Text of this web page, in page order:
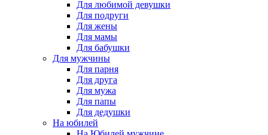
Для любимой девушки
Для подруги
Для жены
Для мамы
Для бабушки
Для мужчины
Для парня
Для друга
Для мужа
Для папы
Для дедушки
На юбилей